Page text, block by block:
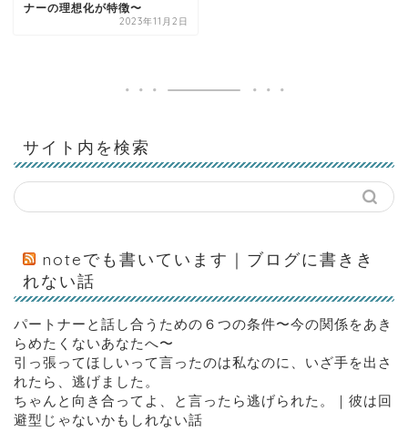
ナーの理想化が特徴〜
2023年11月2日
サイト内を検索
noteでも書いています｜ブログに書きき
れない話
パートナーと話し合うための６つの条件〜今の関係をあき
らめたくないあなたへ〜
引っ張ってほしいって言ったのは私なのに、いざ手を出さ
れたら、逃げました。
ちゃんと向き合ってよ、と言ったら逃げられた。｜彼は回
避型じゃないかもしれない話